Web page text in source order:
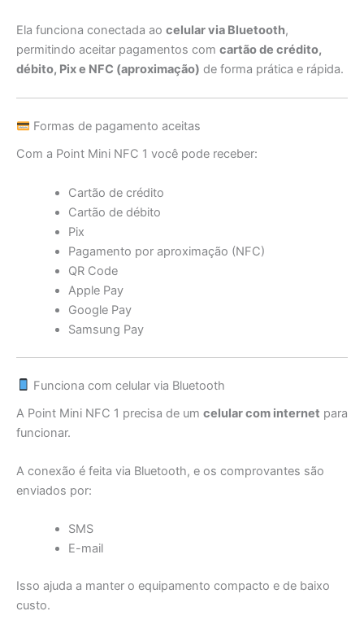
Ela funciona conectada ao celular via Bluetooth,
permitindo aceitar pagamentos com cartão de crédito,
débito, Pix e NFC (aproximação) de forma prática e rápida.
Formas de pagamento aceitas
Com a Point Mini NFC 1 você pode receber:
Cartão de crédito
Cartão de débito
Pix
Pagamento por aproximação (NFC)
QR Code
Apple Pay
Google Pay
Samsung Pay
Funciona com celular via Bluetooth
A Point Mini NFC 1 precisa de um celular com internet para
funcionar.
A conexão é feita via Bluetooth, e os comprovantes são
enviados por:
SMS
E-mail
Isso ajuda a manter o equipamento compacto e de baixo
custo.